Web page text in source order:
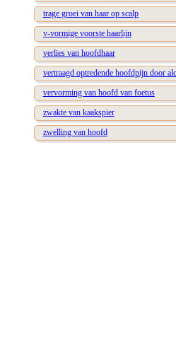
trage groei van haar op scalp
v-vormige voorste haarlijn
verlies van hoofdhaar
vertraagd optredende hoofdpijn door
vervorming van hoofd van foetus
zwakte van kaakspier
zwelling van hoofd